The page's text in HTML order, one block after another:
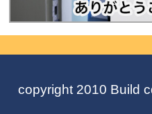
copyright 2010 Build